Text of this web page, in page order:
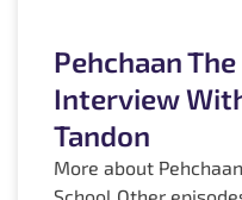
Pehchaan
Interview
Tandon
More about